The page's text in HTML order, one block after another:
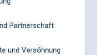
Partnerschaft
und Versöhnung